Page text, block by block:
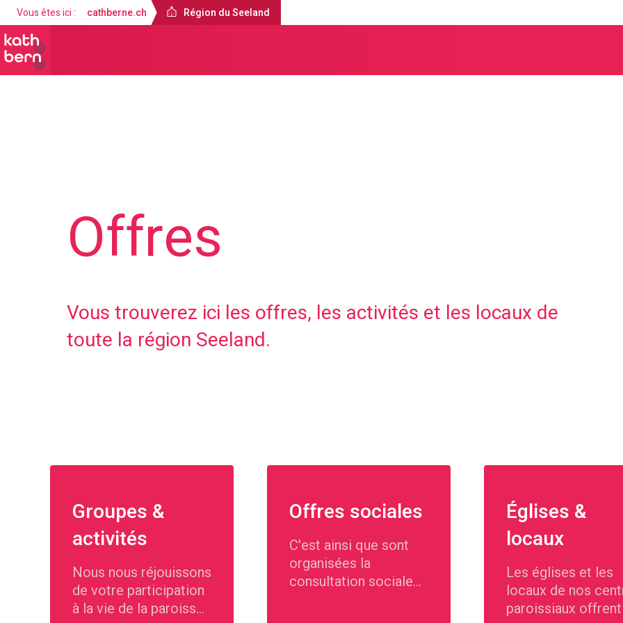
Vous êtes ici : cathberne.ch Région du Seeland
Offres
Vous trouverez ici les offres, les activités et les locaux de
toute la région Seeland.
Groupes &
activités
Nous nous réjouissons
de votre participation
à la vie de la paroisse.
Offres sociales
C'est ainsi que sont
organisées la
consultation sociale
Églises &
locaux
Les églises et les
locaux de nos
paroissiaux